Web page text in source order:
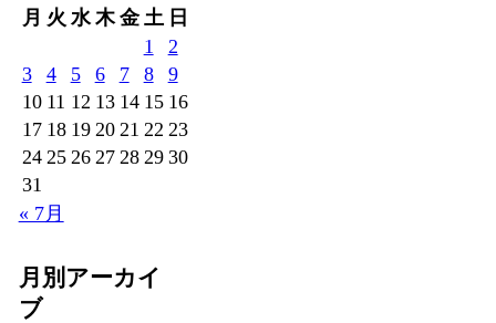
月 火 水 木 金 土 日
1
2
3
4 5 6 7 8
9
10 11 12 13 14 15 16
17 18 19 20 21 22 23
24 25 26 27 28 29 30
31
« 7月
月別アーカイ
ブ